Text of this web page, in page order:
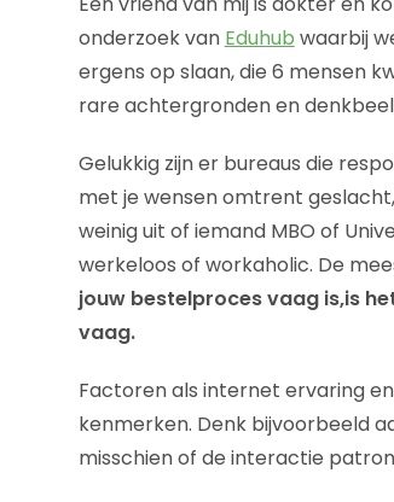
onderzoek van Eduhub waarbij
ergens op slaan, die 6 mensen
rare achtergronden en
Gelukkig zijn er bureaus die
met je wensen omtrent
weinig uit of iemand MBO of
werkeloos of workaholic. De
jouw bestelproces vaag is,is
vaag.
Factoren als internet ervaring
kenmerken. Denk bijvoorbeeld
misschien of de interactie